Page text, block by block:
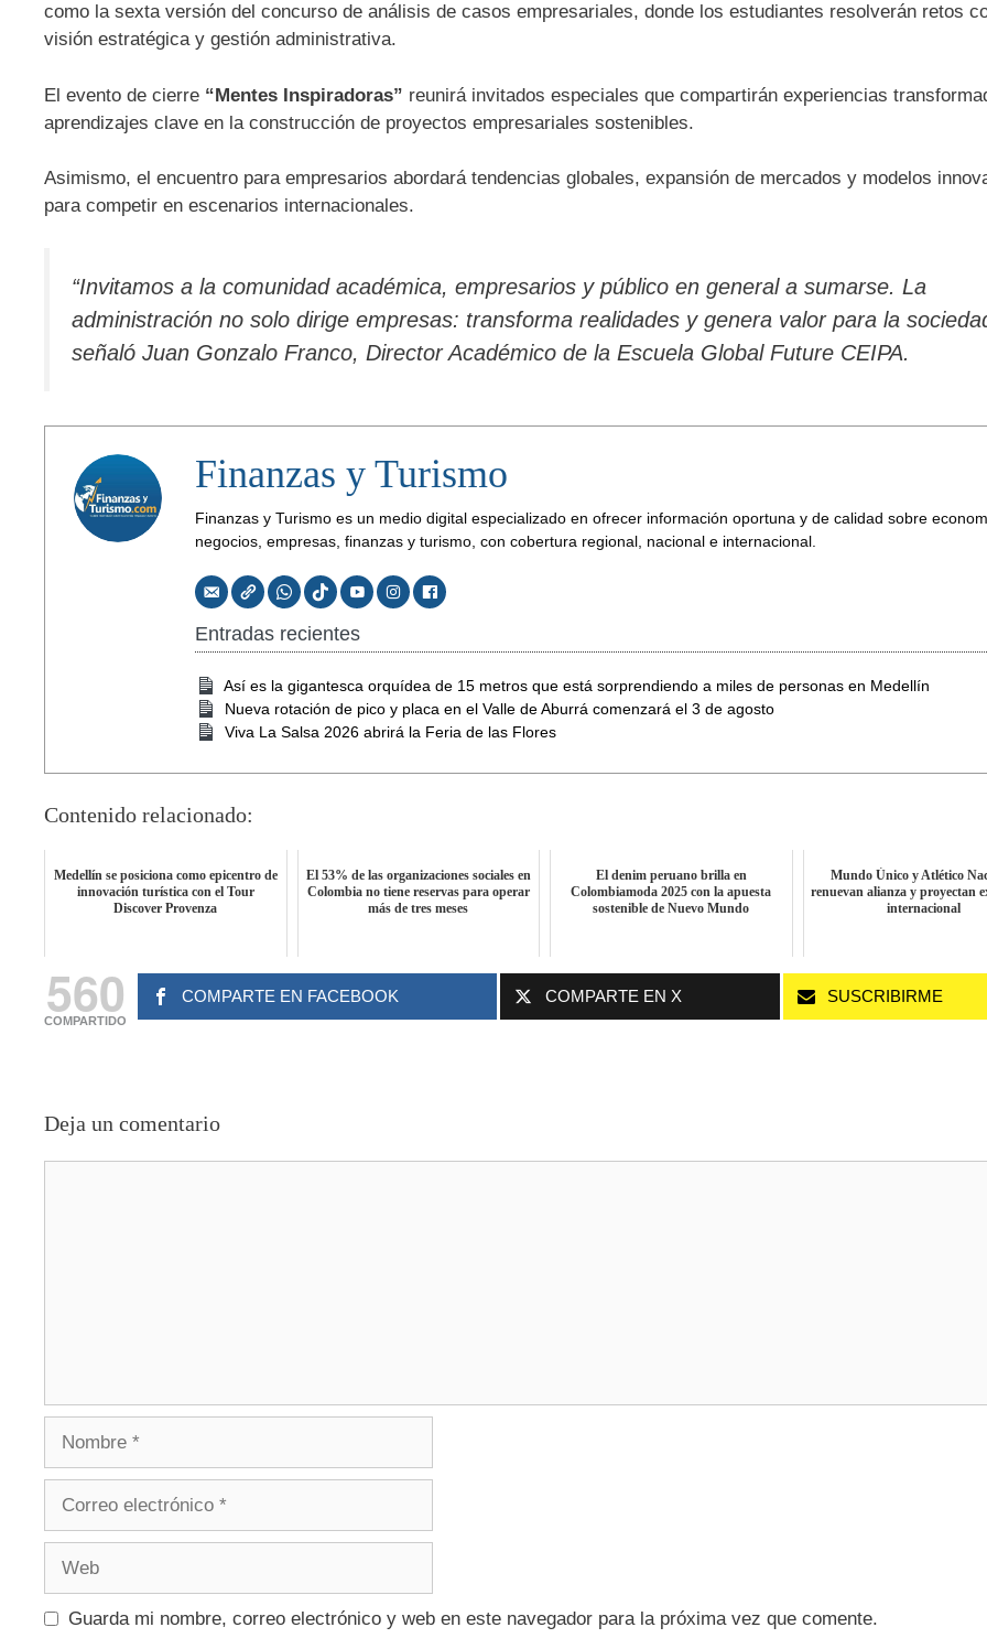
como la sexta versión del concurso de análisis de casos empresariales, donde los estudiantes resolverán retos
visión estratégica y gestión administrativa.
El evento de cierre “Mentes Inspiradoras” reunirá invitados especiales que compartirán experiencias
aprendizajes clave en la construcción de proyectos empresariales sostenibles.
Asimismo, el encuentro para empresarios abordará tendencias globales, expansión de mercados y modelos
para competir en escenarios internacionales.
“Invitamos a la comunidad académica, empresarios y público en general a sumarse. La
administración no solo dirige empresas: transforma realidades y genera valor para la
señaló Juan Gonzalo Franco, Director Académico de la Escuela Global Future CEIPA.
Finanzas y Turismo
Finanzas y Turismo es un medio digital especializado en ofrecer información oportuna y de calidad sobre
negocios, empresas, finanzas y turismo, con cobertura regional, nacional e internacional.
Entradas recientes
Así es la gigantesca orquídea de 15 metros que está sorprendiendo a miles de personas en Medellín
Nueva rotación de pico y placa en el Valle de Aburrá comenzará el 3 de agosto
Viva La Salsa 2026 abrirá la Feria de las Flores
Contenido relacionado:
Medellín se posiciona como epicentro de
innovación turística con el Tour
Discover Provenza
El 53% de las organizaciones sociales en
Colombia no tiene reservas para operar
más de tres meses
El denim peruano brilla en
Colombiamoda 2025 con la apuesta
sostenible de Nuevo Mundo
Mundo Único y Atlético
renuevan alianza y proyectan
internacional
560
COMPARTIDO
COMPARTE EN FACEBOOK COMPARTE EN X SUSCRIBIRME
Deja un comentario
Guarda mi nombre, correo electrónico y web en este navegador para la próxima vez que comente.